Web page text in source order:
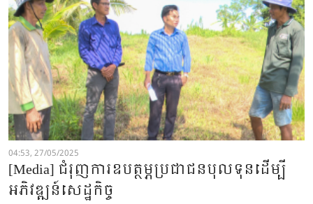
04:53, 27/05/2025
[Media] ជំរុញការឧបត្ថម្ភប្រជាជនបុលទុនដើម្បី
អភិវឌ្ឍន៍សេដ្ឋកិច្ច